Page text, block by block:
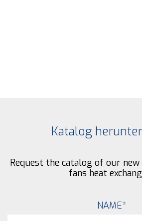
Katalog
Request the catalog of our new
fans heat
NAME*